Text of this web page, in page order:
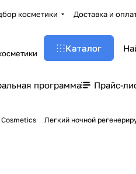
косметики Доставка и
Каталог
программа Прайс-
Легкий ночной